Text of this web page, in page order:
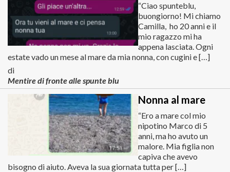
“Ciao spunteblu,
buongiorno! Mi chiamo
Camilla, ho 20 anni e il
mio ragazzo mi ha
appena lasciata. Ogni
estate vado un mese al mare da mia nonna, con cugini e […]
di
Mentire di fronte alle spunte blu
Nonna al mare
“Ero a mare col mio
nipotino Marco di 5
anni, ma ho avuto un
malore. Mia figlia non
capiva che avevo
bisogno di aiuto. Aveva la sua giornata tutta per […]